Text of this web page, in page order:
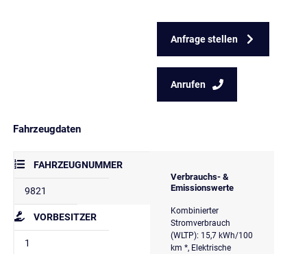
Anfrage stellen
Anrufen
Fahrzeugdaten
FAHRZEUGNUMMER
9821
VORBESITZER
1
Verbrauchs- &
Emissionswerte
Kombinierter
Stromverbrauch
(WLTP): 15,7 kWh/100
km *, Elektrische